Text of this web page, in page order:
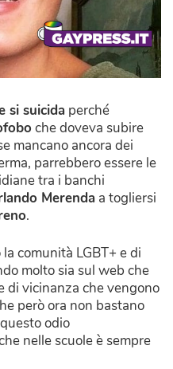
si suicida perché
che doveva subire
mancano ancora dei
parrebbero essere le
tra i banchi
Merenda a togliersi
.
comunità LGBT+ e di
molto sia sul web che
di vicinanza che vengono
però ora non bastano
odio
nelle scuole è sempre